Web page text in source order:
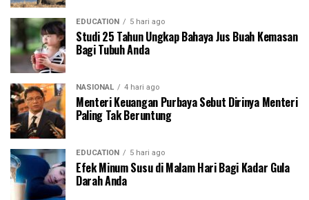
EDUCATION 5 hari ago
Studi 25 Tahun Ungkap Bahaya Jus Buah Kemasan
Bagi Tubuh Anda
NASIONAL 4 hari ago
Menteri Keuangan Purbaya Sebut Dirinya Menteri
Paling Tak Beruntung
EDUCATION 5 hari ago
Efek Minum Susu di Malam Hari Bagi Kadar Gula
Darah Anda